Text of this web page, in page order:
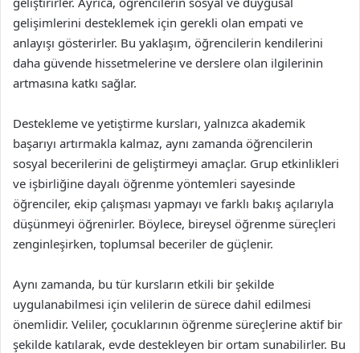
gelişimlerini desteklemek için gerekli olan empati ve
anlayışı gösterirler. Bu yaklaşım, öğrencilerin kendilerini
daha güvende hissetmelerine ve derslere olan ilgilerinin
artmasına katkı sağlar.
Destekleme ve yetiştirme kursları, yalnızca akademik
başarıyı artırmakla kalmaz, aynı zamanda öğrencilerin
sosyal becerilerini de geliştirmeyi amaçlar. Grup etkinlikleri
ve işbirliğine dayalı öğrenme yöntemleri sayesinde
öğrenciler, ekip çalışması yapmayı ve farklı bakış açılarıyla
düşünmeyi öğrenirler. Böylece, bireysel öğrenme süreçleri
zenginleşirken, toplumsal beceriler de güçlenir.
Aynı zamanda, bu tür kursların etkili bir şekilde
uygulanabilmesi için velilerin de sürece dahil edilmesi
önemlidir. Veliler, çocuklarının öğrenme süreçlerine aktif bir
şekilde katılarak, evde destekleyen bir ortam sunabilirler. Bu